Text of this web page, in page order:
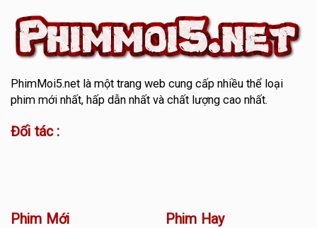
PhimMoi5.netlà một trang web cung cấp nhiều thể loại
phim mới nhất, hấp dẫn nhất và chất lượng cao nhất.
Đối tác :
Phim Mới Phim Hay